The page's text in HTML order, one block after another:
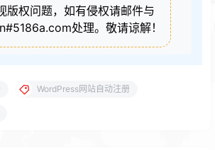
版权问题，如有侵权请邮件与
处理。敬请谅解！
WordPress网站自动注册